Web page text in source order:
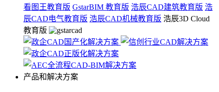
看图王教育版 GstarBIM 教育版 浩辰CAD建筑教育版 浩
辰CAD电气教育版 浩辰CAD机械教育版 浩辰3D Cloud
教育版
产品和解决方案